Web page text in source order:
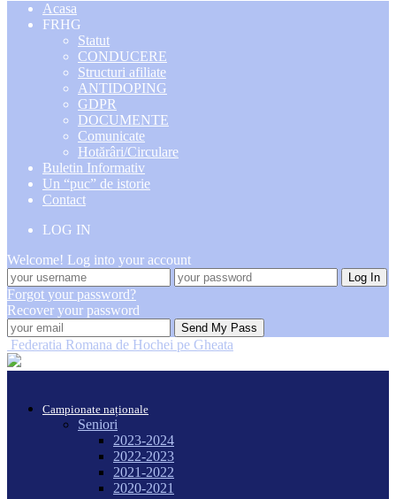
Acasa
FRHG
Statut
CONDUCERE
Structuri afiliate
ANTIDOPING
GDPR
DOCUMENTE
Comunicate
Hotărâri/Circulare
Buletin Informativ
Un “puc” de istorie
Contact
LOG IN
Welcome! Log into your account
Forgot your password?
Recover your password
Federatia Romana de Hochei pe Gheata
Campionate naționale
Seniori
2023-2024
2022-2023
2021-2022
2020-2021